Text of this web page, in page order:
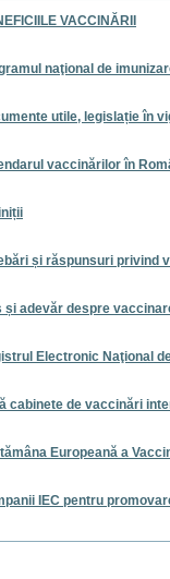
VACCINĂRII
naţional de
utile, legislație în
vaccinărilor în
și răspunsuri privind
și adevăr despre
Electronic Naţional
cabinete de vaccinări
Europeană a
IEC pentru